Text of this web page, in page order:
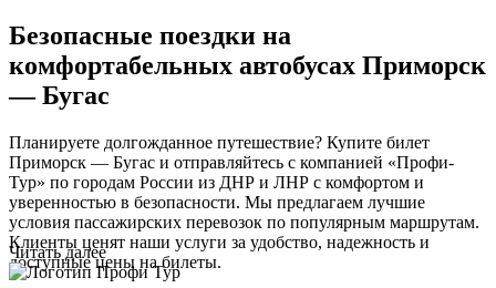
Безопасные поездки на
комфортабельных автобусах Приморск
— Бугас
Планируете долгожданное путешествие? Купите билет
Приморск — Бугас и отправляйтесь с компанией «Профи-
Тур» по городам России из ДНР и ЛНР с комфортом и
уверенностью в безопасности. Мы предлагаем лучшие
условия пассажирских перевозок по популярным маршрутам.
Клиенты ценят наши услуги за удобство, надежность и
доступные цены на билеты.
Читать далее